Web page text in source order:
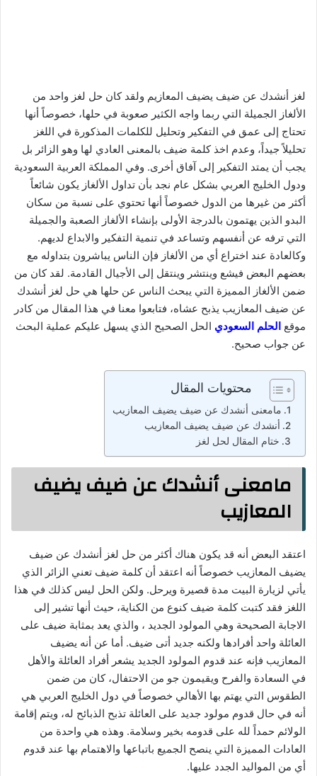
لغز أنشدك عن ضيف يضيف المعازيم ولقد كان حل لغز واحد من
الألغاز الجميلة التي ربما واجه الكثير صعوبة في حلها، خصوصاً أنها
تحتاج إلى عمق في التفكير وتحليل للكلمات المذكورة في اللغز
تحليلاً جيداً، وعدم اخذ كلمة ضيف بالمعنى العادي لها وهو الزائر بل
يجب أن يمتد التفكير إلى آفاق أخرى. وفي المملكة العربية السعودية
ودول الخليج العربي بشكل عام نجد بأن تداول الألغاز يكون شائعاً
أكثر من غيرها من الدول خصوصاً أنها تحتوي على نسبة من سكان
البدو الذين يهتمون بالدرجة الأولى بإنشاء الألغاز الصعبة والجميلة
التي ترفه عن أنفسهم وتساعد في تنمية التفكير والابداع لديهم.
وكالعادة عند اختراع أي من الألغاز فإن الناس يباشرون بتداوله مع
بعضهم البعض فيشع وينتشر وينتقل إلى الأجيال القادمة. لقد كان من
ضمن الألغاز المميزة التي يبحث الناس عن حلها هي حل لغز أنشدك
عن ضيف المعازيب يذبح عشاه، فتابعوا معنا في هذا المقال من كادر
موقع الحلم السعودي الحل الصحيح الذي يسهل عليكم عملية البحث
عن جواب صحيح.
محتويات المقال
مامعنى أنشدك عن ضيف يضيف المعازيب
أنشدك عن ضيف يضيف المعازيب
ختام المقال لحل لغز
مامعنى أنشدك عن ضيف يضيف
المعازيب
اعتقد البعض أنه قد يكون هناك أكثر من حل لغز أنشدك عن ضيف
يضيف المعازيب خصوصاً أنه اعتقد أن كلمة ضيف تعني الزائر الذي
يأتي لزيارة البيت مدة قصيرة ويرحل. ولكن الحل ليس كذلك في هذا
اللغز فقد كتبت كلمة ضيف كنوع من الكناية، حيث أنها تشير إلى
الاجابة الصحيحة وهي المولود الجديد ، والذي يعد بمثابة ضيف على
العائلة واحد أفرادها ولكنه جديد أتى ضيف. أما عن أنه يضيف
المعازيب فإنه عند قدوم المولود الجديد يشعر أفراد العائلة والأهل
في السعادة والفرح ويقيمون جو من الاحتفال، كان من ضمن
الطقوس التي يهتم بها الأهالي خصوصاً في دول الخليج العربي هي
أنه في حال قدوم مولود جديد على العائلة تذبح الذبائح له، ويتم إقامة
الولائم حمداً لله على قدومه بخير وسلامة. وهذه هي واحدة من
العادات المميزة التي ينصح الجميع باتباعها والاهتمام بها عند قدوم
أي من المواليد الجدد عليها.